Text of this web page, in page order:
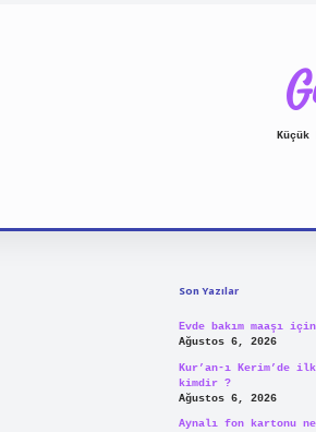
Son Yazılar
Evde bakım maaşı
Ağustos 6, 2026
Kur’an-ı Kerim’de
kimdir ?
Ağustos 6, 2026
Aynalı fon kartonu